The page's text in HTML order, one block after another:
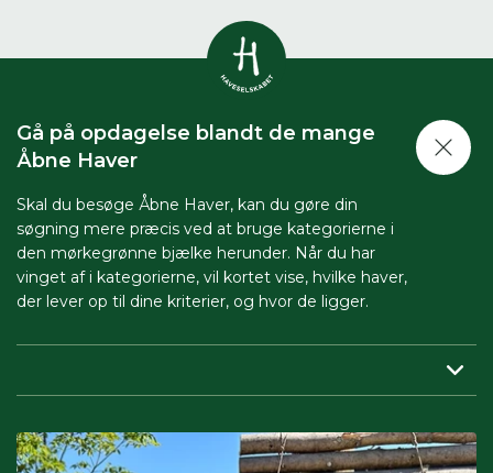
Gå på opdagelse blandt de mange
Åbne Haver
Skal du besøge Åbne Haver, kan du gøre din
søgning mere præcis ved at bruge kategorierne i
den mørkegrønne bjælke herunder. Når du har
vinget af i kategorierne, vil kortet vise, hvilke haver,
der lever op til dine kriterier, og hvor de ligger.
Region:her indsnævrer du, så du får vist haver tæt på dig.
Periode:vil du besøge Åbne Haver i en bestemt periode,
skal du sætte både start- og slutdato på.
Havestof
0resultater
Arrangementer
0resultater
Åbne haver
Du skal indtaste minimum 3
tegn for at se resultater
Her kan du søge i hele vores katalog af
artikler, arrangementer, produkter og åbne
haver.